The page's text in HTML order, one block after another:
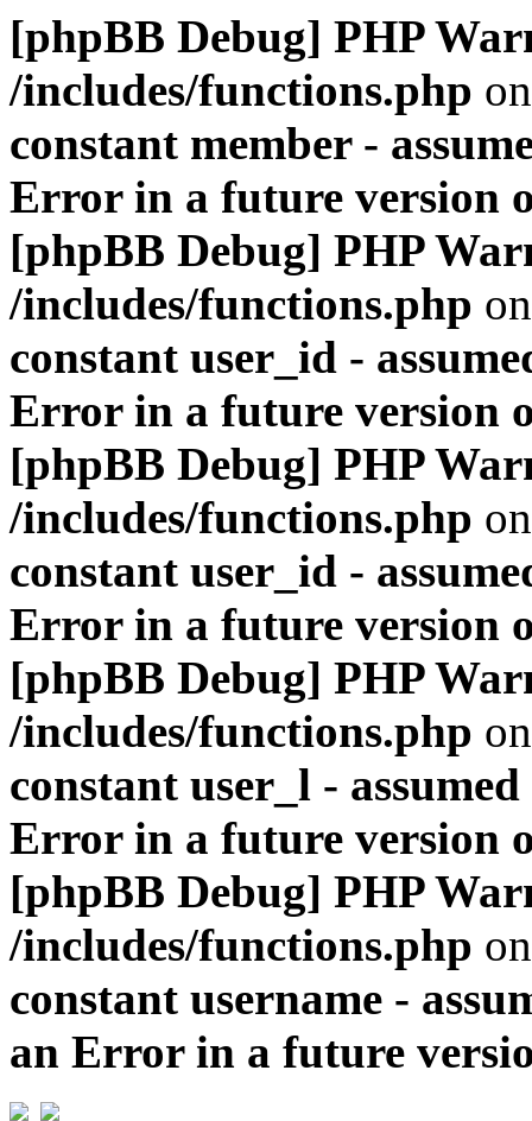
[phpBB Debug] PHP
/includes/functions.php
constant member -
Error in a future version
[phpBB Debug] PHP
/includes/functions.php
constant user_id -
Error in a future version
[phpBB Debug] PHP
/includes/functions.php
constant user_id -
Error in a future version
[phpBB Debug] PHP
/includes/functions.php
constant user_l -
Error in a future version
[phpBB Debug] PHP
/includes/functions.php
constant username -
an Error in a future